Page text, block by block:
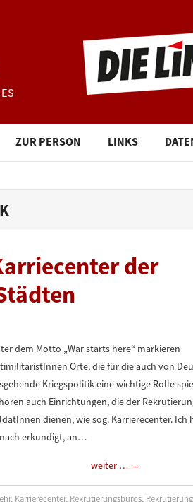
ZUR PERSON LINKS
der
dem Motto „War starts here“ markieren
Orte, die für die auch von
Kriegspolitik eine wichtige Rolle
auch Einrichtungen, die der
dienen, wie sog. Karrierecenter. Ich
erkundigt, an…
weiter … →
, Karrierecenter, Rekrutierungsbüros,